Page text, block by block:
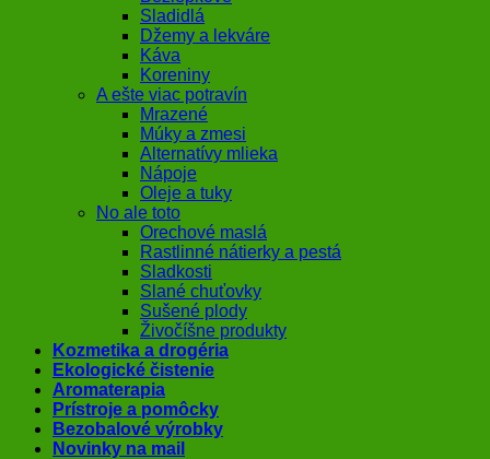
Sladidlá
Džemy a lekváre
Káva
Koreniny
A ešte viac potravín
Mrazené
Múky a zmesi
Alternatívy mlieka
Nápoje
Oleje a tuky
No ale toto
Orechové maslá
Rastlinné nátierky a pestá
Sladkosti
Slané chuťovky
Sušené plody
Živočíšne produkty
Kozmetika a drogéria
Ekologické čistenie
Aromaterapia
Prístroje a pomôcky
Bezobalové výrobky
Novinky na mail